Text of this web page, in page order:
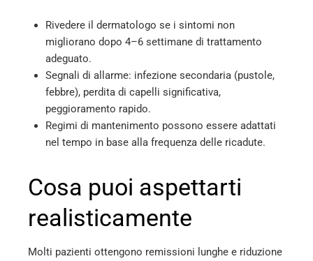
Rivedere il dermatologo se i sintomi non
migliorano dopo 4–6 settimane di trattamento
adeguato.
Segnali di allarme: infezione secondaria (pustole,
febbre), perdita di capelli significativa,
peggioramento rapido.
Regimi di mantenimento possono essere adattati
nel tempo in base alla frequenza delle ricadute.
Cosa puoi aspettarti
realisticamente
Molti pazienti ottengono remissioni lunghe e riduzione